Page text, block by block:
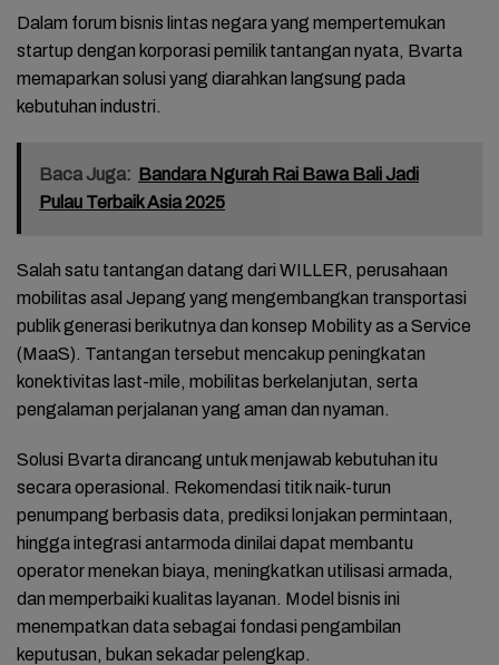
Dalam forum bisnis lintas negara yang mempertemukan
startup dengan korporasi pemilik tantangan nyata, Bvarta
memaparkan solusi yang diarahkan langsung pada
kebutuhan industri.
Baca Juga: Bandara Ngurah Rai Bawa Bali Jadi
Pulau Terbaik Asia 2025
Salah satu tantangan datang dari WILLER, perusahaan
mobilitas asal Jepang yang mengembangkan transportasi
publik generasi berikutnya dan konsep Mobility as a Service
(MaaS). Tantangan tersebut mencakup peningkatan
konektivitas last-mile, mobilitas berkelanjutan, serta
pengalaman perjalanan yang aman dan nyaman.
Solusi Bvarta dirancang untuk menjawab kebutuhan itu
secara operasional. Rekomendasi titik naik-turun
penumpang berbasis data, prediksi lonjakan permintaan,
hingga integrasi antarmoda dinilai dapat membantu
operator menekan biaya, meningkatkan utilisasi armada,
dan memperbaiki kualitas layanan. Model bisnis ini
menempatkan data sebagai fondasi pengambilan
keputusan, bukan sekadar pelengkap.